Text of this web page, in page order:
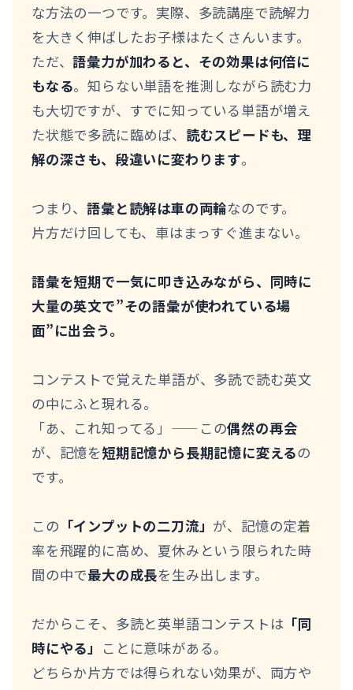
な方法の一つです。実際、多読講座で読解力
を大きく伸ばしたお子様はたくさんいます。
ただ、語彙力が加わると、その効果は何倍に
もなる。知らない単語を推測しながら読む力
も大切ですが、すでに知っている単語が増え
た状態で多読に臨めば、 読むスピードも、理
解の深さも、段違いに変わります。
つまり、語彙と読解は車の両輪なのです。
片方だけ回しても、車はまっすぐ進まない。
語彙を短期で一気に叩き込みながら、同時に
大量の英文で”その語彙が使われている場
面”に出会う。
コンテストで覚えた単語が、多読で読む英文
の中にふと現れる。
「あ、これ知ってる」——この偶然の再会
が、記憶を短期記憶から長期記憶に変えるの
です。
この 「インプットの二刀流」 が、記憶の定着
率を飛躍的に高め、夏休みという限られた時
間の中で最大の成長を生み出します。
だからこそ、多読と英単語コンテストは 「同
時にやる」 ことに意味がある。
どちらか片方では得られない効果が、両方や